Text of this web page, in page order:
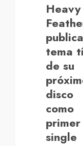
Heavy
tema
de su
disco
como
primer
single